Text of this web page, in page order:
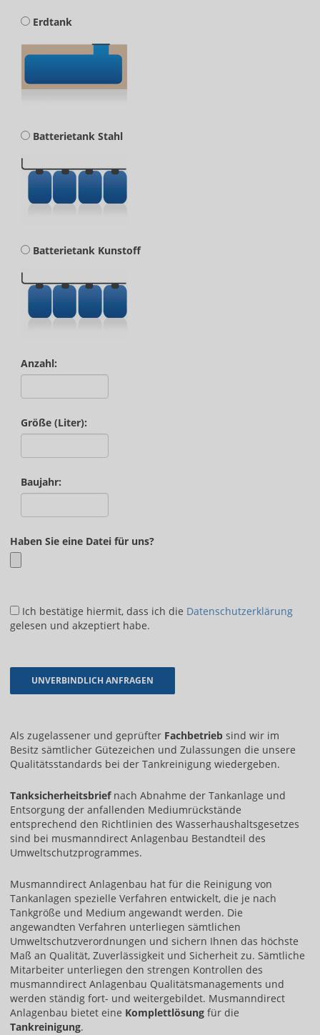
Erdtank
Batterietank Stahl
Batterietank Kunstoff
Anzahl:
Größe (Liter):
Baujahr:
Haben Sie eine Datei für uns?
Ich bestätige hiermit, dass ich die Datenschutzerklärung
gelesen und akzeptiert habe.
Als zugelassener und geprüfter Fachbetrieb sind wir im
Besitz sämtlicher Gütezeichen und Zulassungen die unsere
Qualitätsstandards bei der Tankreinigung wiedergeben.
Tanksicherheitsbriefnach Abnahme der Tankanlage und
Entsorgung der anfallenden Mediumrückstände
entsprechend den Richtlinien des Wasserhaushaltsgesetzes
sind bei musmanndirect Anlagenbau Bestandteil des
Umweltschutzprogrammes.
Musmanndirect Anlagenbau hat für die Reinigung von
Tankanlagen spezielle Verfahren entwickelt, die je nach
Tankgröße und Medium angewandt werden. Die
angewandten Verfahren unterliegen sämtlichen
Umweltschutzverordnungen und sichern Ihnen das höchste
Maß an Qualität, Zuverlässigkeit und Sicherheit zu. Sämtliche
Mitarbeiter unterliegen den strengen Kontrollen des
musmanndirect Anlagenbau Qualitätsmanagements und
werden ständig fort- und weitergebildet. Musmanndirect
Anlagenbau bietet eine Komplettlösung für die
Tankreinigung.